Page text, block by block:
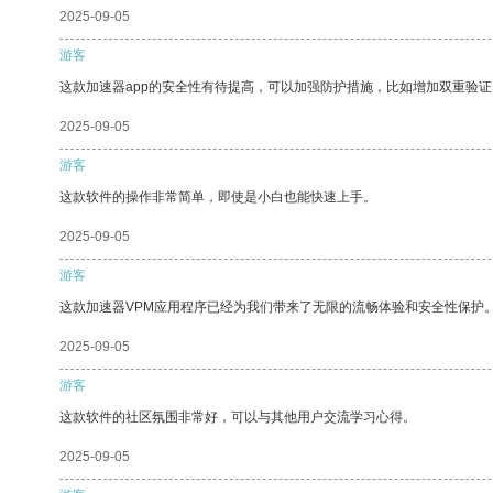
2025-09-05
游客
这款加速器app的安全性有待提高，可以加强防护措施，比如增加双重验
2025-09-05
游客
这款软件的操作非常简单，即使是小白也能快速上手。
2025-09-05
游客
这款加速器VPM应用程序已经为我们带来了无限的流畅体验和安全性保护
2025-09-05
游客
这款软件的社区氛围非常好，可以与其他用户交流学习心得。
2025-09-05